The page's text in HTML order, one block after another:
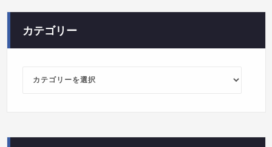
カテゴリー
ー